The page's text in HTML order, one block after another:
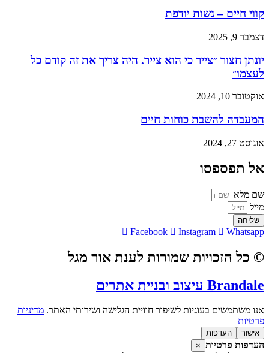
קווי חיים – נשות יודפת
דצמבר 9, 2025
יונתן חצור ״צייר כי הוא צייר. היה צריך את זה קודם כל
לעצמו״
אוקטובר 10, 2024
המעבדה להשבת כוחות חיים
אוגוסט 27, 2024
אל תפספסו
שם מלא
מייל
שליחה
Facebook Instagram Whatsapp
© כל הזכויות שמורות לענת אור מגל
Brandale עיצוב ובניית אתרים
אנו משתמשים בעוגיות לשיפור חוויית הגלישה ושירותי האתר. מדיניות
פרטיות
אישור העדפות
העדפות פרטיות ×